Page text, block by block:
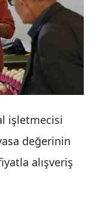
işletmecisi
değerinin
alışveriş